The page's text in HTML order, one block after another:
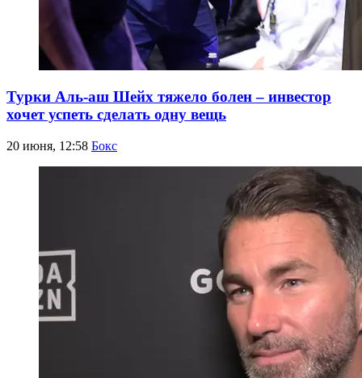
Турки Аль-аш Шейх тяжело болен – инвестор
хочет успеть сделать одну вещь
20 июня, 12:58 Бокс